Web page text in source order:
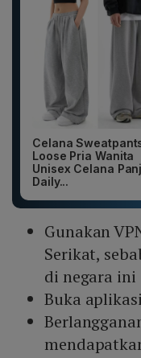
Celana
Loose Pria Wanita
Unisex Celana
Daily...
Gunakan
Serikat,
di negara ini
Buka